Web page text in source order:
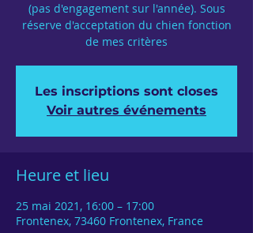
(pas d'engagement sur l'année). Sous
réserve d'acceptation du chien fonction
de mes critères
Les inscriptions sont closes
Voir autres événements
Heure et lieu
25 mai 2021, 16:00 – 17:00
Frontenex, 73460 Frontenex, France